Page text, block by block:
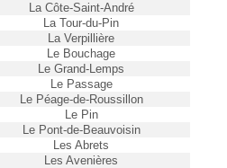
La Côte-Saint-André
La Tour-du-Pin
La Verpillière
Le Bouchage
Le Grand-Lemps
Le Passage
Le Péage-de-Roussillon
Le Pin
Le Pont-de-Beauvoisin
Les Abrets
Les Avenières